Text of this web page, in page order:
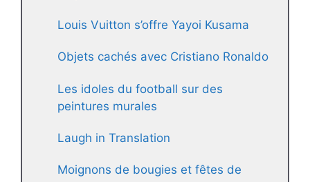
Louis Vuitton s’offre Yayoi Kusama
Objets cachés avec Cristiano Ronaldo
Les idoles du football sur des
peintures murales
Laugh in Translation
Moignons de bougies et fêtes de